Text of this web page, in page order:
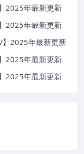
2025年最新更新
2025年最新更新
】2025年最新更新
2025年最新更新
2025年最新更新